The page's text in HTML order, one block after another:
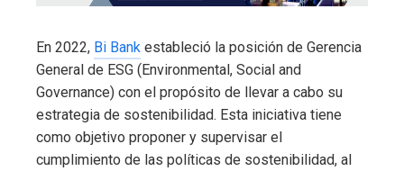
En 2022, Bi Bank estableció la posición de Gerencia
General de ESG (Environmental, Social and
Governance) con el propósito de llevar a cabo su
estrategia de sostenibilidad. Esta iniciativa tiene
como objetivo proponer y supervisar el
cumplimiento de las políticas de sostenibilidad, al